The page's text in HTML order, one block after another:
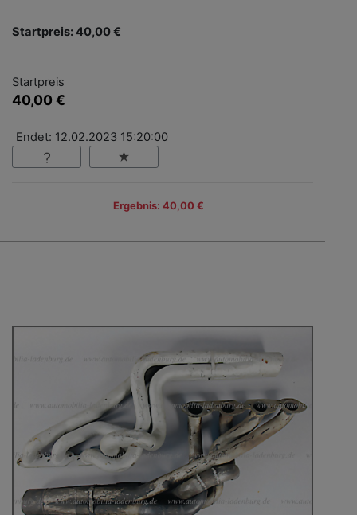
Startpreis: 40,00 €
Startpreis
40,00 €
Endet: 12.02.2023 15:20:00
Ergebnis: 40,00 €